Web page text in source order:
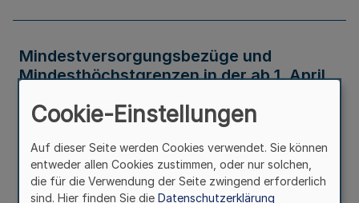
Mindestversorgungsbezüge und
Mindesthöchstgrenzen in der ab 1. April
Verwaltungsvorschrift
Cookie-Einstellungen
Auf dieser Seite werden Cookies verwendet. Sie können
entweder allen Cookies zustimmen, oder nur solchen,
die für die Verwendung der Seite zwingend erforderlich
sind. Hier finden Sie die Datenschutzerklärung